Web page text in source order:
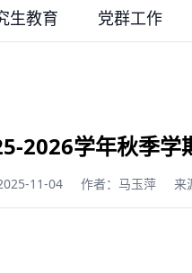
生教育 党群工作
2026学年秋季学
11-04 作者：马玉萍 来